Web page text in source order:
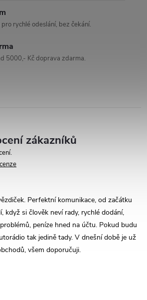
rychlé odeslání, bez čekání.
5000,- Kč doprava zdarma.
zákazníků
Perfektní komunikace, od začátku
když si člověk neví rady, rychlé dodání,
peníze hned na účtu. Pokud budu
tak jedině tady. V dnešní době je už
všem doporučuji.